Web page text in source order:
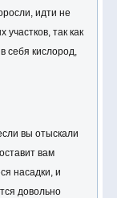
идти не
так как
себя кислород,
вы отыскали
вам
насадки, и
довольно